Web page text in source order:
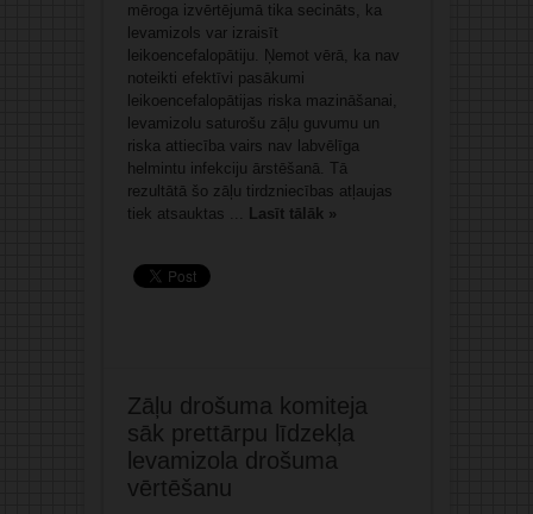
mēroga izvērtējumā tika secināts, ka
levamizols var izraisīt
leikoencefalopātiju. Ņemot vērā, ka nav
noteikti efektīvi pasākumi
leikoencefalopātijas riska mazināšanai,
levamizolu saturošu zāļu guvumu un
riska attiecība vairs nav labvēlīga
helmintu infekciju ārstēšanā. Tā
rezultātā šo zāļu tirdzniecības atļaujas
tiek atsauktas ... Lasīt tālāk »
Zāļu drošuma komiteja
sāk prettārpu līdzekļa
levamizola drošuma
vērtēšanu